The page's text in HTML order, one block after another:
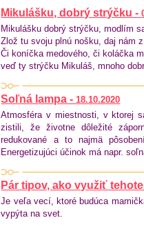
Mikulášku, dobrý strýčku -
Mikulášku dobrý strýčku, modlím
Zlož tu svoju plnú nošku, daj nám
Či koníčka medového, či koláčka
veď ty strýčku Mikuláš, mnoho
Soľná lampa - 18.10.2020
Atmosféra v miestnosti, v ktorej
zistili, že životne dôležité
redukované a to najmä
Energetizujúci účinok má napr.
Pár tipov, ako využiť
Je veľa vecí, ktoré budúca
vypýta na svet.